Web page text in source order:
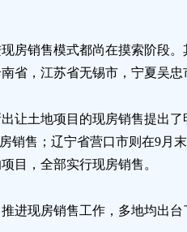
房销售模式都尚在摸索阶段
省，江苏省无锡市，宁夏吴
让土地项目的现房销售提出
销售；辽宁省营口市则在9月
目，全部实行现房销售。
进现房销售工作，多地均出